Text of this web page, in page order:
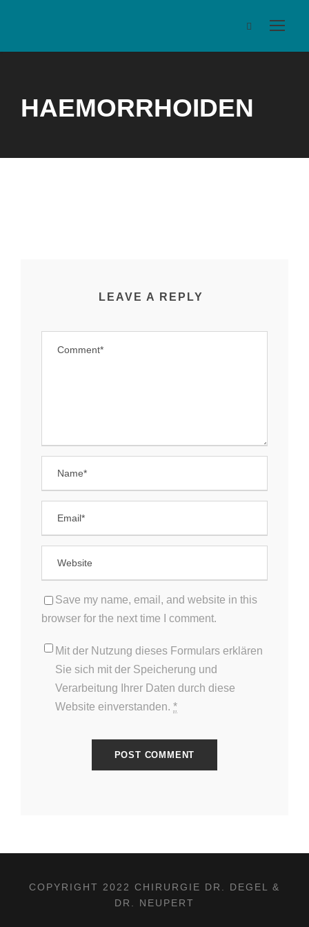
HAEMORRHOIDEN
LEAVE A REPLY
Save my name, email, and website in this
browser for the next time I comment.
Mit der Nutzung dieses Formulars erklären
Sie sich mit der Speicherung und
Verarbeitung Ihrer Daten durch diese
Website einverstanden. *
COPYRIGHT 2022 CHIRURGIE DR. DEGEL &
DR. NEUPERT